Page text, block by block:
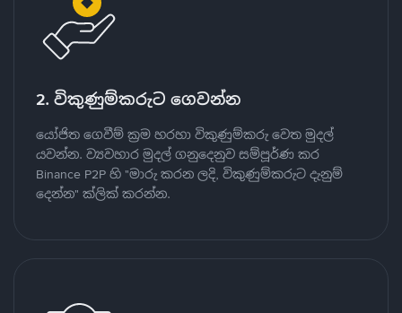
2. විකුණුම්කරුට ගෙවන්න
යෝජිත ගෙවීම් ක්‍රම හරහා විකුණුම්කරු වෙත මුදල්
යවන්න. ව්‍යවහාර මුදල් ගනුදෙනුව සම්පූර්ණ කර
Binance P2P හි "මාරු කරන ලදි, විකුණුම්කරුට දැනුම්
දෙන්න" ක්ලික් කරන්න.